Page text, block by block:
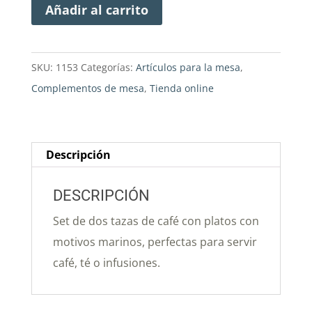
Añadir al carrito
SKU: 1153 Categorías: Artículos para la mesa,
Complementos de mesa, Tienda online
Descripción
DESCRIPCIÓN
Set de dos tazas de café con platos con
motivos marinos, perfectas para servir
café, té o infusiones.